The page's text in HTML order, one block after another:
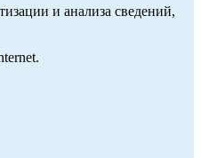
и анализа сведений,